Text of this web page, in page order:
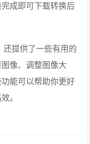
成即可下载转换后
提供了一些有用的
像、调整图像大
能可以帮助你更好
。